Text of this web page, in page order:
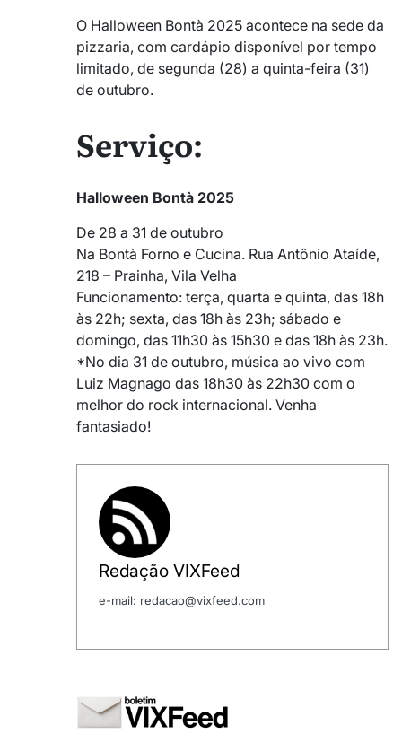
O Halloween Bontà 2025 acontece na sede da
pizzaria, com cardápio disponível por tempo
limitado, de segunda (28) a quinta-feira (31)
de outubro.
Serviço:
Halloween Bontà 2025
De 28 a 31 de outubro
Na Bontà Forno e Cucina. Rua Antônio Ataíde,
218 – Prainha, Vila Velha
Funcionamento: terça, quarta e quinta, das 18h
às 22h; sexta, das 18h às 23h; sábado e
domingo, das 11h30 às 15h30 e das 18h às 23h.
*No dia 31 de outubro, música ao vivo com
Luiz Magnago das 18h30 às 22h30 com o
melhor do rock internacional. Venha
fantasiado!
Redação VIXFeed
e-mail: redacao@vixfeed.com